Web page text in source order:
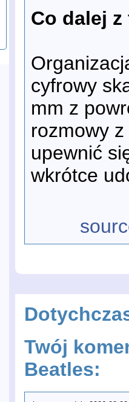
Co dalej
cyfrowy
mm z
rozmowy
upewnić
wkrótce
Twój
Beatles: